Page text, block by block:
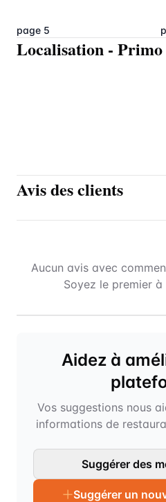
page 5
Localisation - Primo
Avis des clients
Aucun avis avec
Soyez le premier
Aidez à
Vos suggestions nous
informations de
Suggérer des
Suggérer un